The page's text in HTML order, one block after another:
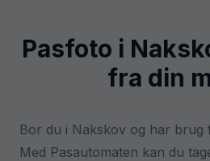
Pasfoto i
fra din
Bor du i Nakskov og har
Med Pasautomaten kan du